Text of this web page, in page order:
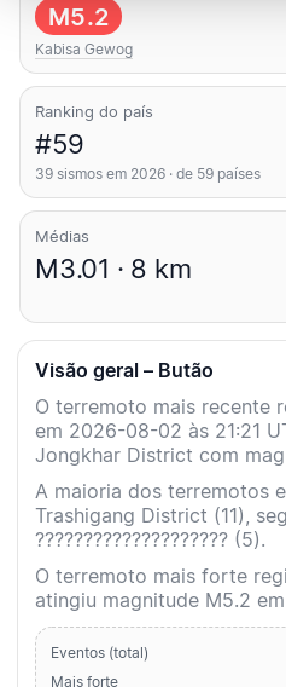
M5.2
Kabisa Gewog
Ranking do país
#59
39 sismos em 2026 · de 59 países
Médias
M3.01 · 8 km
Visão geral – Butão
O terremoto mais recente
em 2026-08-02 às 21:21
Jongkhar District com
A maioria dos terremotos
Trashigang District (11),
???????????????????? (5).
O terremoto mais forte
atingiu magnitude M5.2
Eventos (total)
Mais forte